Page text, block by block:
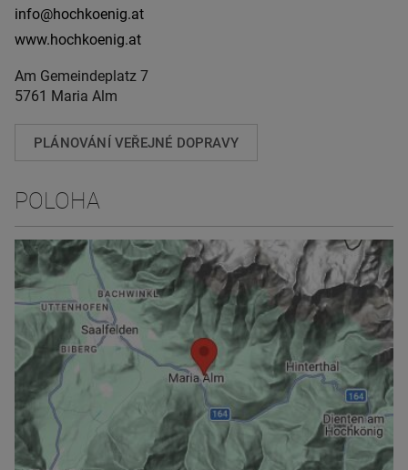
info@hochkoenig.at
www.hochkoenig.at
Am Gemeindeplatz 7
5761 Maria Alm
PLÁNOVÁNÍ VEŘEJNÉ DOPRAVY
POLOHA